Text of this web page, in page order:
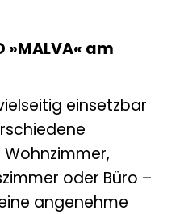
»MALVA« am
vielseitig einsetzbar
oder Büro –
angenehme